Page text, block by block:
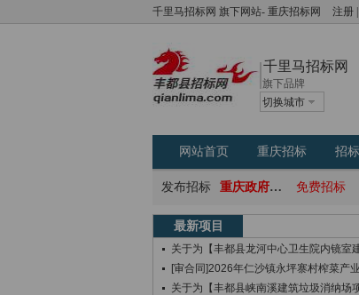
千里马招标网 旗下网站- 重庆招标网 注册
千里马招标网
旗下品牌
切换城市
网站首页 重庆招标 招
发布招标 重庆政府采购网 免费招标
最新项目
关于为【丰都县龙河中心卫生院内镜室
[审合同]2026年仁沙镇永坪寨村榨菜产业
关于为【丰都县峡南溪建筑垃圾消纳场